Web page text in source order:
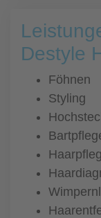
Destyle
Föhnen
Styling